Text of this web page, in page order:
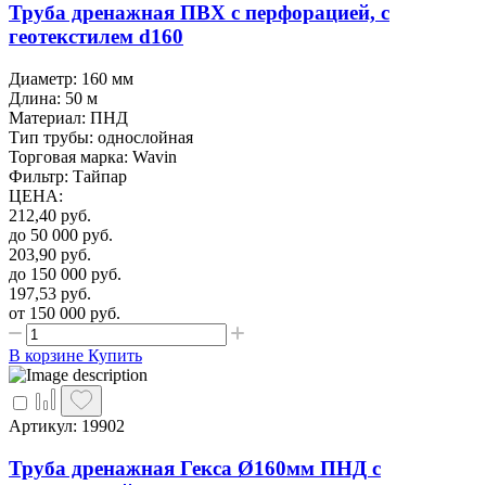
Труба дренажная ПВХ с перфорацией, с
геотекстилем d160
Диаметр: 160 мм
Длина: 50 м
Материал: ПНД
Тип трубы: однослойная
Торговая марка: Wavin
Фильтр: Тайпар
ЦЕНА:
212,40 руб.
до 50 000 руб.
203,90 руб.
до 150 000 руб.
197,53 руб.
от 150 000 руб.
В корзине Купить
Артикул: 19902
Труба дренажная Гекса Ø160мм ПНД с